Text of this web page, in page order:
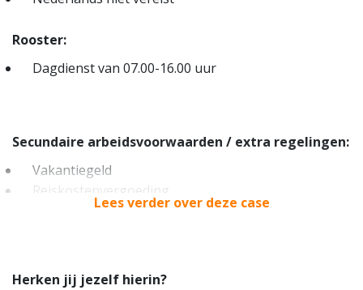
Rooster:
Dagdienst van 07.00-16.00 uur
Secundaire arbeidsvoorwaarden / extra regelingen:
Vakantiegeld
Reiskostenvergoeding
Bonusregeling
Kerstpakket
Lees verder over deze case
Herken jij jezelf hierin?